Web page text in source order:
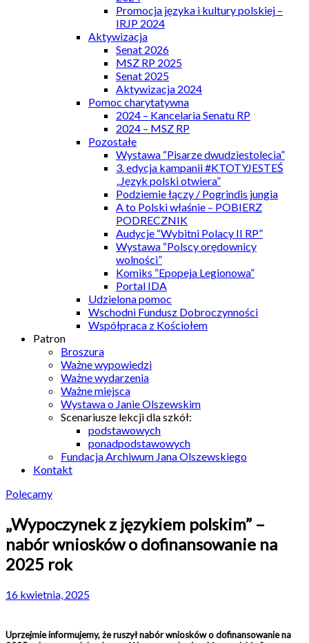
Promocja języka i kultury polskiej –
IRJP 2024
Aktywizacja
Senat 2026
MSZ RP 2025
Senat 2025
Aktywizacja 2024
Pomoc charytatywna
2024 – Kancelaria Senatu RP
2024 – MSZ RP
Pozostałe
Wystawa “Pisarze dwudziestolecia”
3. edycja kampanii #KTOTYJESTEŚ
„Język polski otwiera”
Podziemie łączy / Pogrindis jungia
A to Polski właśnie – POBIERZ
PODRECZNIK
Audycje “Wybitni Polacy II RP”
Wystawa “Polscy orędownicy
wolności”
Komiks “Epopeja Legionowa”
Portal IDA
Udzielona pomoc
Wschodni Fundusz Dobroczynności
Współpraca z Kościołem
Patron
Broszura
Ważne wypowiedzi
Ważne wydarzenia
Ważne miejsca
Wystawa o Janie Olszewskim
Scenariusze lekcji dla szkół:
podstawowych
ponadpodstawowych
Fundacja Archiwum Jana Olszewskiego
Kontakt
Polecamy
„Wypoczynek z językiem polskim” –
nabór wniosków o dofinansowanie na
2025 rok
16 kwietnia, 2025
Uprzejmie informujemy, że ruszył nabór wniosków o dofinansowanie na